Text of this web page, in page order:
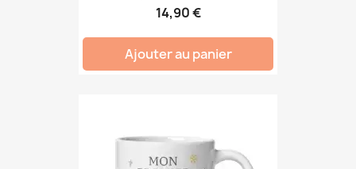
14,90 €
Ajouter au panier